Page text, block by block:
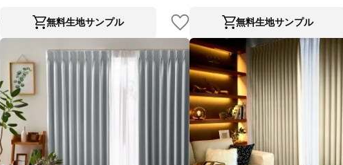
無料生地サンプル 無料生地サンプル